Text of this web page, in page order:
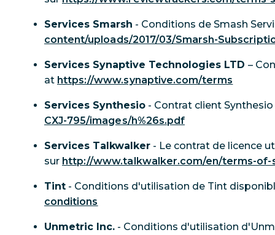
Services Smarsh - Conditions de Smash
content/uploads/2017/03/Smarsh-
Services Synaptive Technologies LTD –
at https://www.synaptive.com/terms
Services Synthesio - Contrat client
CXJ-795/images/h%26s.pdf
Services Talkwalker - Le contrat de licence
sur http://www.talkwalker.com/en/terms-of-
Tint - Conditions d'utilisation de Tint
conditions
Unmetric Inc. - Conditions d'utilisation